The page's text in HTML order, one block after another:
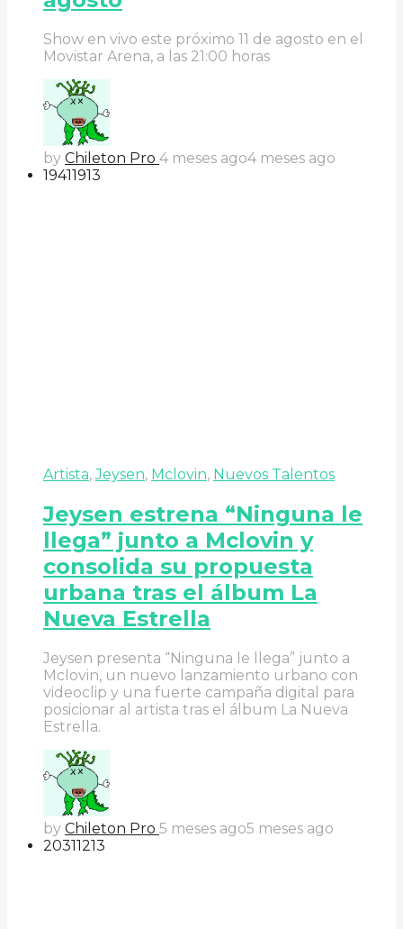
Show en vivo este próximo 11 de agosto en el
Movistar Arena, a las 21:00 horas
by Chileton Pro 4 meses ago4 meses ago
19411913
Artista,Jeysen, Mclovin, Nuevos Talentos
Jeysen estrena “Ninguna le
llega” junto a Mclovin y
consolida su propuesta
urbana tras el álbum La
Nueva Estrella
Jeysen presenta “Ninguna le llega” junto a
Mclovin, un nuevo lanzamiento urbano con
videoclip y una fuerte campaña digital para
posicionar al artista tras el álbum La Nueva
Estrella.
by Chileton Pro 5 meses ago5 meses ago
20311213